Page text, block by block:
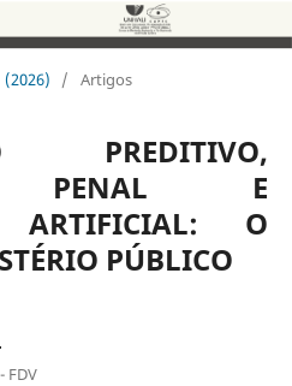
(2026) / Artigos
PREDITIVO,
PENAL E
ARTIFICIAL: O
PÚBLICO
FDV